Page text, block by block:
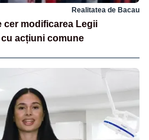
Realitatea de Bacau
cer modificarea Legii
acțiuni comune